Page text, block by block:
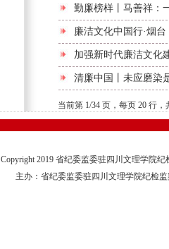
勤廉榜样丨马善祥：
廉洁文化中国行·烟
加强新时代廉洁文化
清廉中国丨未应磨染
当前第 1/34 页，每页 20 行
Copyright 2019 省纪委监委驻四川文理学院
主办：省纪委监委驻四川文理学院纪检